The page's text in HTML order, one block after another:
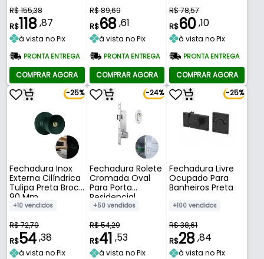
1005 Stam
R$ 155,38
R$118,87
à vista no Pix
PRONTA ENTREGA
COMPRAR AGORA
803 Stam
R$ 89,69
R$68,61
à vista no Pix
PRONTA ENTREGA
COMPRAR AGORA
R$ 78,57
R$60,10
à vista no Pix
PRONTA ENTREGA
COMPRAR AGORA
-25%
Fechadura Inox
Externa Cilíndrica
Tulipa Preta Broca
90 Mm
+10 vendidos
R$ 72,79
R$54,38
à vista no Pix
-24%
Fechadura Rolete
Cromada Oval
Para Porta
Residencial
Pivotante Externa
601 Stam
+50 vendidos
R$ 54,29
R$41 ,53
à vista no Pix
-25%
Fechadura Livre
Ocupado Para
Banheiros Preta
+100 vendidos
R$ 38,61
R$28,84
à vista no Pix